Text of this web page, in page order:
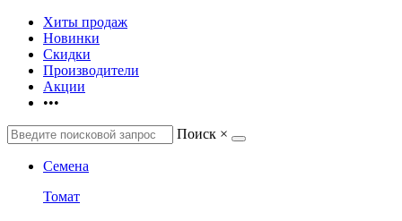
Хиты продаж
Новинки
Скидки
Производители
Акции
•••
Поиск ×
Семена
Томат